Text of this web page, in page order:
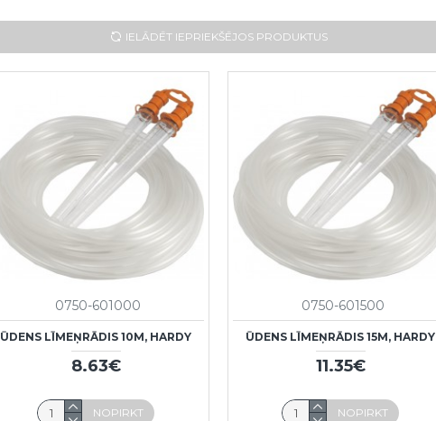
IELĀDĒT IEPRIEKŠĒJOS PRODUKTUS
0750-601000
ŪDENS LĪMEŅRĀDIS 10M, HARDY
8.63€
NOPIRKT
0750-601500
ŪDENS LĪMEŅRĀDIS 15M, HARDY
11.35€
NOPIRKT